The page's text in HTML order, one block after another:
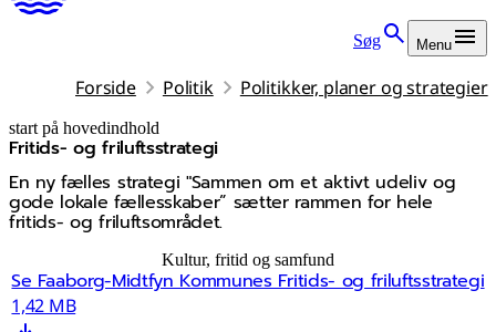
Søg Menu
Forside Politik Politikker, planer og strategier
start på hovedindhold
Fritids- og friluftsstrategi
En ny fælles strategi "Sammen om et aktivt udeliv og
gode lokale fællesskaber” sætter rammen for hele
fritids- og friluftsområdet.
senest opdateret 13. maj 2026
Kultur, fritid og samfund
Se Faaborg-Midtfyn Kommunes Fritids- og friluftsstrategi
1,42 MB